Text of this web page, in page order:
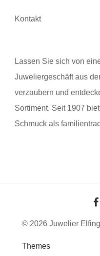
Kontakt
Lassen Sie sich von
Juweliergeschäft aus
verzaubern und
Sortiment. Seit 1907
Schmuck als
© 2026 Juwelier
Themes